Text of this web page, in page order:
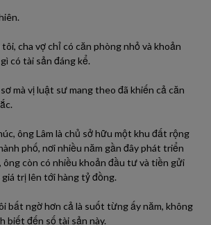
cha vợ chỉ có căn phòng nhỏ và khoản
có tài sản đáng kể.
mà vị luật sư mang theo đã khiến cả căn
ông Lâm là chủ sở hữu một khu đất rộng
phố, nơi nhiều năm gần đây phát triển
ông còn có nhiều khoản đầu tư và tiền gửi
trị lên tới hàng tỷ đồng.
bất ngờ hơn cả là suốt từng ấy năm, không
biết đến số tài sản này.